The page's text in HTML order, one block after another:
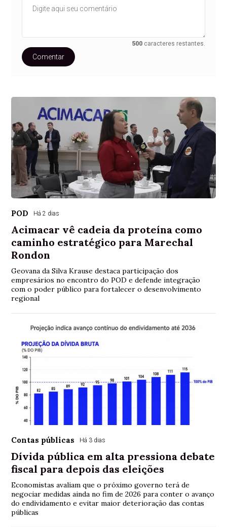
500 caracteres restantes.
Comentar
POD Há 2 dias
Acimacar vê cadeia da proteína como
caminho estratégico para Marechal
Rondon
Geovana da Silva Krause destaca participação dos
empresários no encontro do POD e defende integração
com o poder público para fortalecer o desenvolvimento
regional
Contas públicas Há 3 dias
Dívida pública em alta pressiona debate
fiscal para depois das eleições
Economistas avaliam que o próximo governo terá de
negociar medidas ainda no fim de 2026 para conter o avanço
do endividamento e evitar maior deterioração das contas
públicas